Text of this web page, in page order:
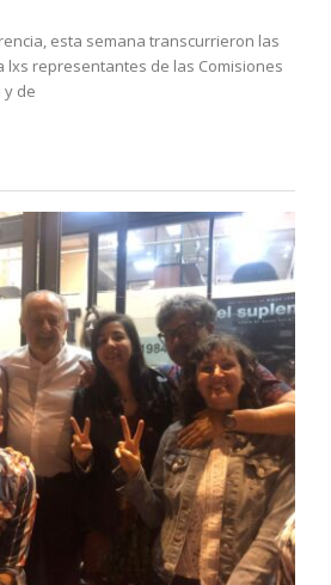
esta semana transcurrieron las
lxs representantes de las Comisiones
y de